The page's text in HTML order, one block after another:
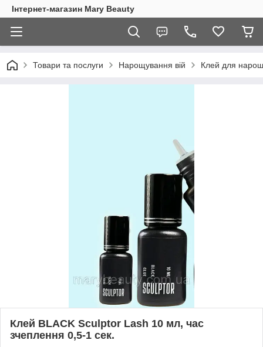
Інтернет-магазин Mary Beauty
Товари та послуги Нарощування вій Клей для
Клей BLACK Sculptor Lash 10 мл, час
зчеплення 0,5-1 сек.